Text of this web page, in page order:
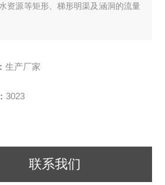
资源等矩形、梯形明渠及涵洞的流量
生产厂家
3023
联系我们